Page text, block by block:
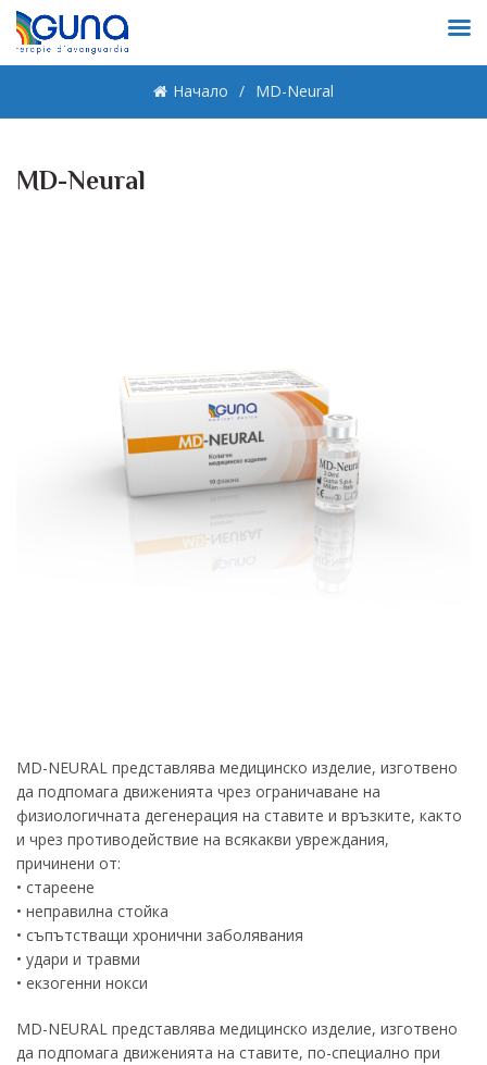
Начало MD-Neural
MD-Neural
MD-NEURAL представлява медицинско изделие, изготвено
да подпомага движенията чрез ограничаване на
физиологичната дегенерация на ставите и връзките, както
и чрез противодействие на всякакви увреждания,
причинени от:
• стареене
• неправилна стойка
• съпътстващи хронични заболявания
• удари и травми
• екзогенни нокси
MD-NEURAL представлява медицинско изделие, изготвено
да подпомага движенията на ставите, по-специално при